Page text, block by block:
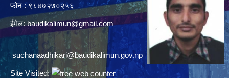
फोन : ९८४७२७०२५६
ईमेल: baudikalimun@gmail.com
suchanaadhikari@baudikalimun.gov.np
Site Visited: